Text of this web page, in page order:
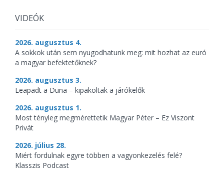
VIDEÓK
2026. augusztus 4.
A sokkok után sem nyugodhatunk meg: mit hozhat az euró
a magyar befektetőknek?
2026. augusztus 3.
Leapadt a Duna – kipakoltak a járókelők
2026. augusztus 1.
Most tényleg megmérettetik Magyar Péter – Ez Viszont
Privát
2026. július 28.
Miért fordulnak egyre többen a vagyonkezelés felé?
Klasszis Podcast